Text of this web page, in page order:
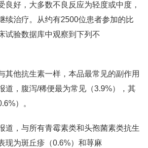
良好，大多数不良反应为轻度或中度，
续治疗。从约有2500位患者参加的比
试验数据库中观察到下列不
其他抗生素一样，本品最常见的副作用
道，腹泻/稀便最为常见（3.9%），其
）。
道，与所有青霉素类和头孢菌素类抗生
现为斑丘疹（0.6%）和荨麻